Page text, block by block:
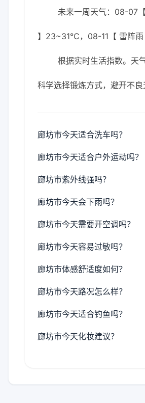
未来一周天气：08-
】23~31℃，08-11【 雷阵
根据实时生活指数。天
科学选择锻炼方式，避开不良
廊坊市今天适合洗车吗？
廊坊市今天适合户外运动吗？
廊坊市紫外线强吗？
廊坊市今天会下雨吗？
廊坊市今天需要开空调吗？
廊坊市今天容易过敏吗？
廊坊市体感舒适度如何？
廊坊市今天路况怎么样？
廊坊市今天适合钓鱼吗？
廊坊市今天化妆建议？